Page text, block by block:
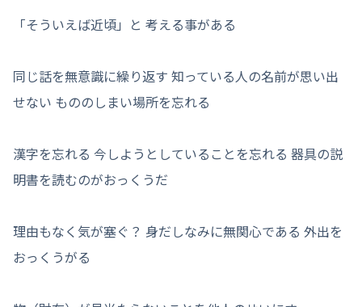
「そういえば近頃」と 考える事がある
同じ話を無意識に繰り返す 知っている人の名前が思い出
せない もののしまい場所を忘れる
漢字を忘れる 今しようとしていることを忘れる 器具の説
明書を読むのがおっくうだ
理由もなく気が塞ぐ？ 身だしなみに無関心である 外出を
おっくうがる